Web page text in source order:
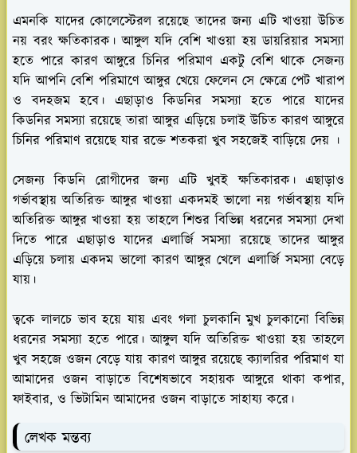
এমনকি যাদের কোলেস্টেরল রয়েছে তাদের জন্য এটি খাওয়া উচিত
নয় বরং ক্ষতিকারক। আঙ্গুল যদি বেশি খাওয়া হয় ডায়রিয়ার সমস্যা
হতে পারে কারণ আঙ্গুরে চিনির পরিমাণ একটু বেশি থাকে সেজন্য
যদি আপনি বেশি পরিমাণে আঙ্গুর খেয়ে ফেলেন সে ক্ষেত্রে পেট খারাপ
ও বদহজম হবে। এছাড়াও কিডনির সমস্যা হতে পারে যাদের
কিডনির সমস্যা রয়েছে তারা আঙ্গুর এড়িয়ে চলাই উচিত কারণ আঙ্গুরে
চিনির পরিমাণ রয়েছে যার রক্তে শতকরা খুব সহজেই বাড়িয়ে দেয় ।
সেজন্য কিডনি রোগীদের জন্য এটি খুবই ক্ষতিকারক। এছাড়াও
গর্ভাবস্থায় অতিরিক্ত আঙ্গুর খাওয়া একদমই ভালো নয় গর্ভাবস্থায় যদি
অতিরিক্ত আঙ্গুর খাওয়া হয় তাহলে শিশুর বিভিন্ন ধরনের সমস্যা দেখা
দিতে পারে এছাড়াও যাদের এলার্জি সমস্যা রয়েছে তাদের আঙ্গুর
এড়িয়ে চলায় একদম ভালো কারণ আঙ্গুর খেলে এলার্জি সমস্যা বেড়ে
যায়।
ত্বকে লালচে ভাব হয়ে যায় এবং গলা চুলকানি মুখ চুলকানো বিভিন্ন
ধরনের সমস্যা হতে পারে। আঙ্গুল যদি অতিরিক্ত খাওয়া হয় তাহলে
খুব সহজে ওজন বেড়ে যায় কারণ আঙ্গুর রয়েছে ক্যালরির পরিমাণ যা
আমাদের ওজন বাড়াতে বিশেষভাবে সহায়ক আঙ্গুরে থাকা কপার,
ফাইবার, ও ভিটামিন আমাদের ওজন বাড়াতে সাহায্য করে।
লেখক মন্তব্য